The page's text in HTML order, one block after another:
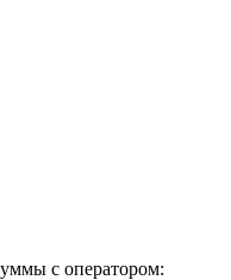
с оператором: